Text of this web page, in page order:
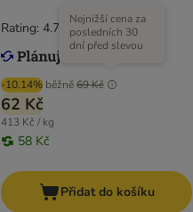
-10.14% běžně69 Kč
Nejnižší cena za
posledních 30
dní před slevou
62 Kč
413 Kč / kg
58 Kč
Rating: 4.7/5
Přidat do košíku